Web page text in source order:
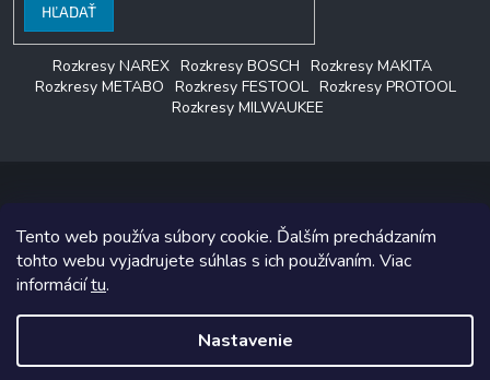
Tento web používa súbory cookie. Ďalším prechádzaním
tohto webu vyjadrujete súhlas s ich používaním. Viac
informáciítu.
Nastavenie
HĽADAŤ
Rozkresy NAREX Rozkresy BOSCH Rozkresy MAKITA
Rozkresy METABO Rozkresy FESTOOL Rozkresy PROTOOL
Rozkresy MILWAUKEE
Copyright 2026LAGON SERVIS. Všetky práva vyhradené.
Grafický návrh vytvoril a na Shoptet implementoval
Shoptetak.cz.
Vytvoril Shoptet